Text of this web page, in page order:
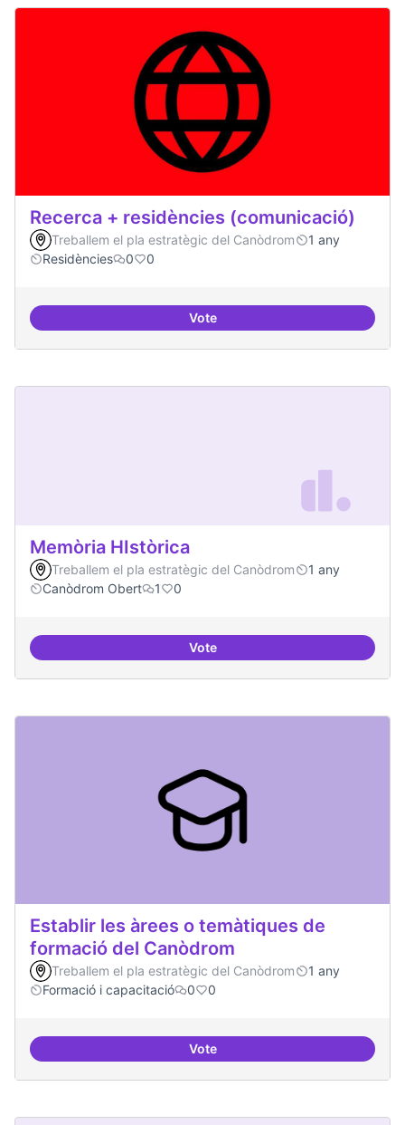
Recerca + residències (comunicació)
Treballem el pla estratègic del Canòdrom
1 any
Residències
0 0
VoteRecerca + residències
Memòria HIstòrica
Treballem el pla estratègic del Canòdrom
1 any
Canòdrom Obert
1 0
VoteMemòria HIstòrica
Establir les àrees o temàtiques de
formació del Canòdrom
Treballem el pla estratègic del Canòdrom
1 any
Formació i capacitació
0 0
VoteEstablir les àrees o temàtiques